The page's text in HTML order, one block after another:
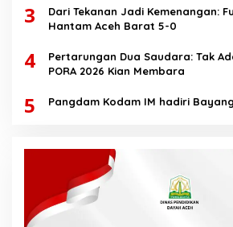
3
Dari Tekanan Jadi Kemenangan:
Hantam Aceh Barat 5-0
4
Pertarungan Dua Saudara: Tak
PORA 2026 Kian Membara
5 Pangdam Kodam IM hadiri